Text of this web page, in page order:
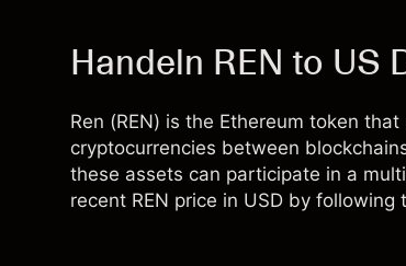
Handeln REN to US
Ren (REN) is the Ethereum token
cryptocurrencies between
these assets can participate in a
recent REN price in USD by